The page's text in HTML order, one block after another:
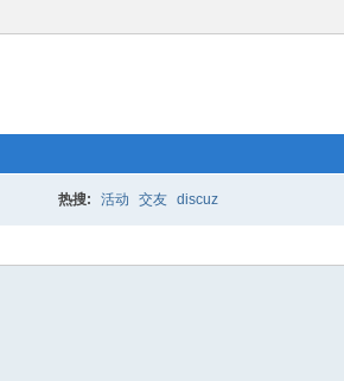
热搜: 活动 交友 discuz